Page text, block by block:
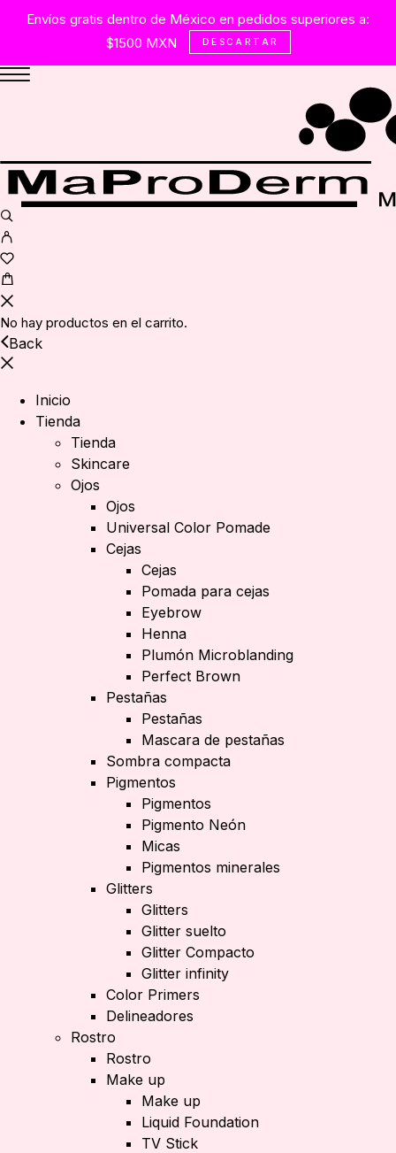
Envíos gratis dentro de México en pedidos superiores a:
$1500 MXN
DESCARTAR
No hay productos en el carrito.
Back
Inicio
Tienda
Tienda
Skincare
Ojos
Ojos
Universal Color Pomade
Cejas
Cejas
Pomada para cejas
Eyebrow
Henna
Plumón Microblanding
Perfect Brown
Pestañas
Pestañas
Mascara de pestañas
Sombra compacta
Pigmentos
Pigmentos
Pigmento Neón
Micas
Pigmentos minerales
Glitters
Glitters
Glitter suelto
Glitter Compacto
Glitter infinity
Color Primers
Delineadores
Rostro
Rostro
Make up
Make up
Liquid Foundation
TV Stick